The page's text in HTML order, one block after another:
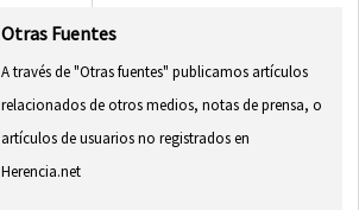
Otras Fuentes
A través de "Otras fuentes" publicamos artículos
relacionados de otros medios, notas de prensa, o
artículos de usuarios no registrados en
Herencia.net